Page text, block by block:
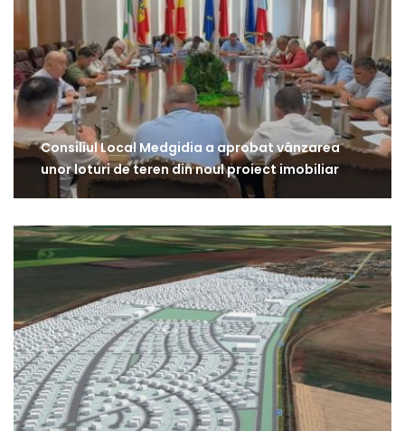
Consiliul Local Medgidia a aprobat vânzarea
unor loturi de teren din noul proiect imobiliar